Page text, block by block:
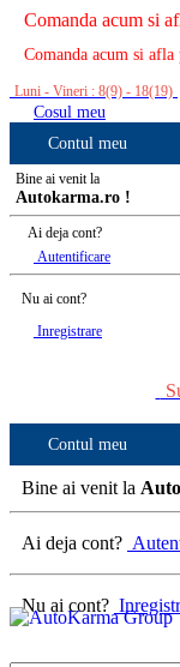
Comanda acum si
Comanda acum si afla
Luni - Vineri : 8(9) - 18(19)
Cosul meu
Contul meu
Bine ai venit la
Autokarma.ro !
Ai deja cont?
Autentificare
Nu ai cont?
Inregistrare
Contul meu
Bine ai venit la
Ai deja cont?
Nu ai cont?